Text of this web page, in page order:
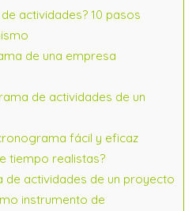
actividades? 10 pasos
de una empresa
de actividades de un
fácil y eficaz
tiempo realistas?
actividades de un proyecto
instrumento de